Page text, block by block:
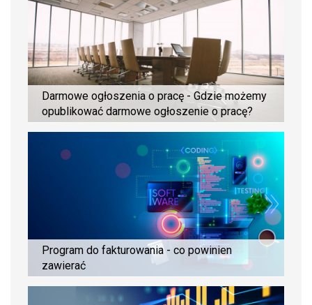
Darmowe ogłoszenia o pracę - Gdzie możemy
opublikować darmowe ogłoszenie o pracę?
Program do fakturowania - co powinien
zawierać